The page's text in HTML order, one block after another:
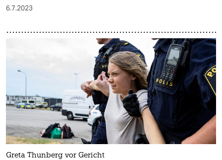
6.7.2023
Greta Thunberg vor Gericht